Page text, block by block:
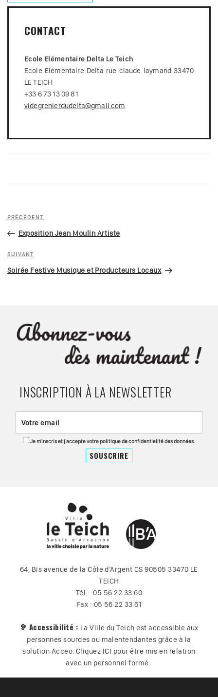
CONTACT
Ecole Elémentaire Delta Le Teich
Ecole Elémentaire Delta rue claude laymand 33470
LE TEICH
+33 6 73 13 09 81
videgrenierdudelta@gmail.com
Navigation
l’article
Article
précédent
PRÉCÉDENT
Exposition Jean Moulin Artiste
Article
suivant
SUIVANT
Soirée Festive Musique et Producteurs Locaux
INSCRIPTION À LA NEWSLETTER
Je m'inscris et j'accepte votre politique de confidentialité des données.
64, Bis avenue de la Côte d’Argent CS 90505 33470 LE
TEICH
Tél. : 05 56 22 33 60
Fax : 05 56 22 33 61
🦻 Accessibilité : La Ville du Teich est accessible aux
personnes sourdes ou malentendantes grâce à la
solution Acceo. Cliquez ICI pour être mis en relation
avec un personnel formé.